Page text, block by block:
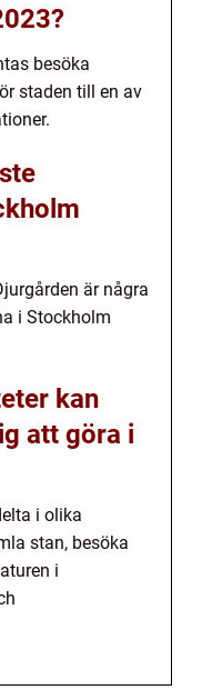
besöka
staden till en av
är några
i Stockholm
kan
att göra i
i olika
stan, besöka
i